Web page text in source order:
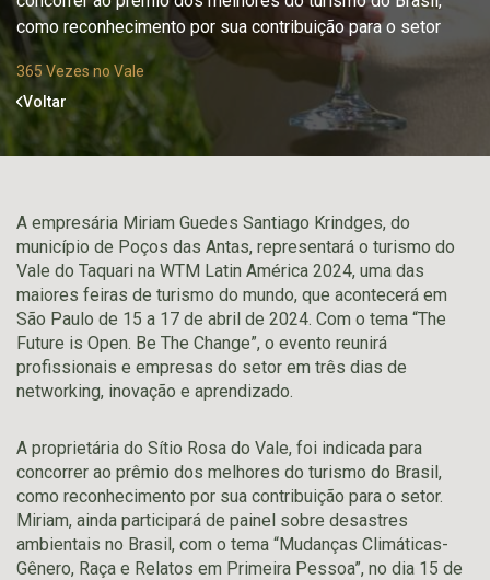
como reconhecimento por sua contribuição para o setor
365 Vezes no Vale
Voltar
A empresária Miriam Guedes Santiago Krindges, do
município de Poços das Antas, representará o turismo do
Vale do Taquari na WTM Latin América 2024, uma das
maiores feiras de turismo do mundo, que acontecerá em
São Paulo de 15 a 17 de abril de 2024. Com o tema “The
Future is Open. Be The Change”, o evento reunirá
profissionais e empresas do setor em três dias de
networking, inovação e aprendizado.
A proprietária do Sítio Rosa do Vale, foi indicada para
concorrer ao prêmio dos melhores do turismo do Brasil,
como reconhecimento por sua contribuição para o setor.
Miriam, ainda participará de painel sobre desastres
ambientais no Brasil, com o tema “Mudanças Climáticas-
Gênero, Raça e Relatos em Primeira Pessoa”, no dia 15 de